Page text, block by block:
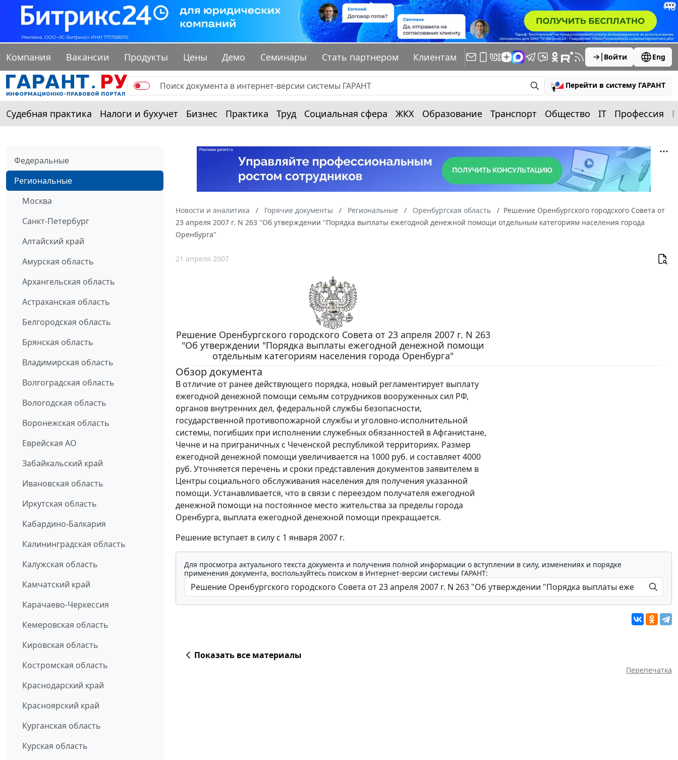
Компания Вакансии Продукты Цены Демо Семинары Стать партнером Клиентам Войти Eng
Перейти в систему ГАРАНТ
Судебная практика Налоги и бухучет Бизнес Практика Труд Социальная сфера ЖКХ Образование Транспорт Общество IT Профессия
Федеральные
Региональные
Москва
Санкт-Петербург
Алтайский край
Амурская область
Архангельская область
Астраханская область
Белгородская область
Брянская область
Владимирская область
Волгоградская область
Вологодская область
Воронежская область
Еврейская АО
Забайкальский край
Ивановская область
Иркутская область
Кабардино-Балкария
Калининградская область
Калужская область
Камчатский край
Карачаево-Черкессия
Кемеровская область
Кировская область
Костромская область
Краснодарский край
Красноярский край
Курганская область
Курская область
Новости и аналитика Горячие документы Региональные Оренбургская область
Решение Оренбургского городского Совета от
23 апреля 2007 г. N 263 "Об утверждении "Порядка выплаты ежегодной денежной помощи отдельным категориям населения города
Оренбурга"
21 апреля 2007
Решение Оренбургского городского Совета от 23 апреля 2007 г. N 263
"Об утверждении "Порядка выплаты ежегодной денежной помощи
отдельным категориям населения города Оренбурга"
Обзор документа
В отличие от ранее действующего порядка, новый регламентирует выплату
ежегодной денежной помощи семьям сотрудников вооруженных сил РФ,
органов внутренних дел, федеральной службы безопасности,
государственной противопожарной службы и уголовно-исполнительной
системы, погибших при исполнении служебных обязанностей в Афганистане,
Чечне и на приграничных с Чеченской республикой территориях. Размер
ежегодной денежной помощи увеличивается на 1000 руб. и составляет 4000
руб. Уточняется перечень и сроки представления документов заявителем в
Центры социального обслуживания населения для получения указанной
помощи. Устанавливается, что в связи с переездом получателя ежегодной
денежной помощи на постоянное место жительства за пределы города
Оренбурга, выплата ежегодной денежной помощи прекращается.
Решение вступает в силу с 1 января 2007 г.
Для просмотра актуального текста документа и получения полной информации о вступлении в силу, изменениях и порядке
применения документа, воспользуйтесь поиском в Интернет-версии системы ГАРАНТ:
Показать все материалы
Перепечатка